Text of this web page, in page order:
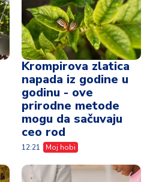
Krompirova zlatica
napada iz godine u
godinu - ove
prirodne metode
mogu da sačuvaju
ceo rod
12:21 Moj hobi